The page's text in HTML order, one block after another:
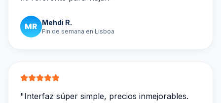
MR Mehdi R.
Fin de semana en Lisboa
"Interfaz súper simple, precios inmejorables.